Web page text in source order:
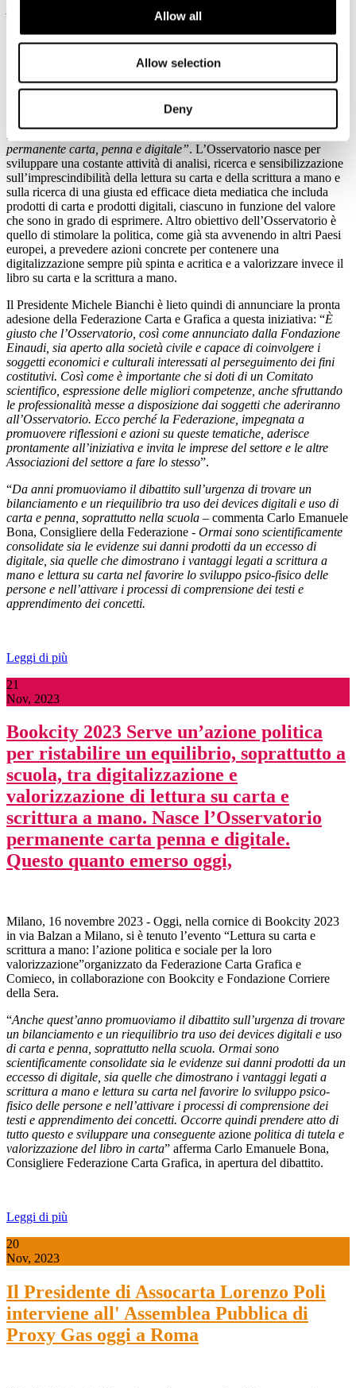
Allow all
Allow selection
Deny
urgente trovare un bilanciamento e un riequilibrio tra uso dei
devices digitali e uso di carta e penna, soprattutto nella
Federazione Carta e Grafica.
Milano, 17 novembre 2023 - Ieri, proprio durante l’evento
organizzato da Federazione Carta Grafica e Comieco nella cornice
di Bookcity 2023, Andrea Cangini, Segretario della Fondazione
permanente carta, penna e digitale”. L’Osservatorio nasce per
sviluppare una costante attività di analisi, ricerca e sensibilizzazione
sull’imprescindibilità della lettura su carta e della scrittura a mano e
sulla ricerca di una giusta ed efficace dieta mediatica che includa
prodotti di carta e prodotti digitali, ciascuno in funzione del valore
che sono in grado di esprimere. Altro obiettivo dell’Osservatorio è
quello di stimolare la politica, come già sta avvenendo in altri Paesi
europei, a prevedere azioni concrete per contenere una
digitalizzazione sempre più spinta e acritica e a valorizzare invece il
libro su carta e la scrittura a mano.
Il Presidente Michele Bianchi è lieto quindi di annunciare la pronta
adesione della Federazione Carta e Grafica a questa iniziativa: “È
giusto che l’Osservatorio, così come annunciato dalla Fondazione
Einaudi, sia aperto alla società civile e capace di coinvolgere i
soggetti economici e culturali interessati al perseguimento dei fini
costitutivi. Così come è importante che si doti di un Comitato
scientifico, espressione delle migliori competenze, anche sfruttando
le professionalità messe a disposizione dai soggetti che aderiranno
all’Osservatorio. Ecco perché la Federazione, impegnata a
promuovere riflessioni e azioni su queste tematiche, aderisce
prontamente all’iniziativa e invita le imprese del settore e le altre
Associazioni del settore a fare lo stesso”.
“Da anni promuoviamo il dibattito sull’urgenza di trovare un
bilanciamento e un riequilibrio tra uso dei devices digitali e uso di
carta e penna, soprattutto nella scuola – commenta Carlo Emanuele
Bona, Consigliere della Federazione - Ormai sono scientificamente
consolidate sia le evidenze sui danni prodotti da un eccesso di
digitale, sia quelle che dimostrano i vantaggi legati a scrittura a
mano e lettura su carta nel favorire lo sviluppo psico-fisico delle
persone e nell’attivare i processi di comprensione dei testi e
apprendimento dei concetti.
Leggi di più
21
Nov, 2023
Bookcity 2023 Serve un’azione politica
per ristabilire un equilibrio, soprattutto a
scuola, tra digitalizzazione e
valorizzazione di lettura su carta e
scrittura a mano. Nasce l’Osservatorio
permanente carta penna e digitale.
Questo quanto emerso oggi,
Milano, 16 novembre 2023 - Oggi, nella cornice di Bookcity 2023
in via Balzan a Milano, si è tenuto l’evento “Lettura su carta e
scrittura a mano: l’azione politica e sociale per la loro
valorizzazione”organizzato da Federazione Carta Grafica e
Comieco, in collaborazione con Bookcity e Fondazione Corriere
della Sera.
“Anche quest’anno promuoviamo il dibattito sull’urgenza di trovare
un bilanciamento e un riequilibrio tra uso dei devices digitali e uso
di carta e penna, soprattutto nella scuola. Ormai sono
scientificamente consolidate sia le evidenze sui danni prodotti da un
eccesso di digitale, sia quelle che dimostrano i vantaggi legati a
scrittura a mano e lettura su carta nel favorire lo sviluppo psico-
fisico delle persone e nell’attivare i processi di comprensione dei
testi e apprendimento dei concetti. Occorre quindi prendere atto di
tutto questo e sviluppare una conseguente azione politica di tutela e
valorizzazione del libro in carta” afferma Carlo Emanuele Bona,
Consigliere Federazione Carta Grafica, in apertura del dibattito.
Leggi di più
20
Nov, 2023
Il Presidente di Assocarta Lorenzo Poli
interviene all' Assemblea Pubblica di
Proxy Gas oggi a Roma